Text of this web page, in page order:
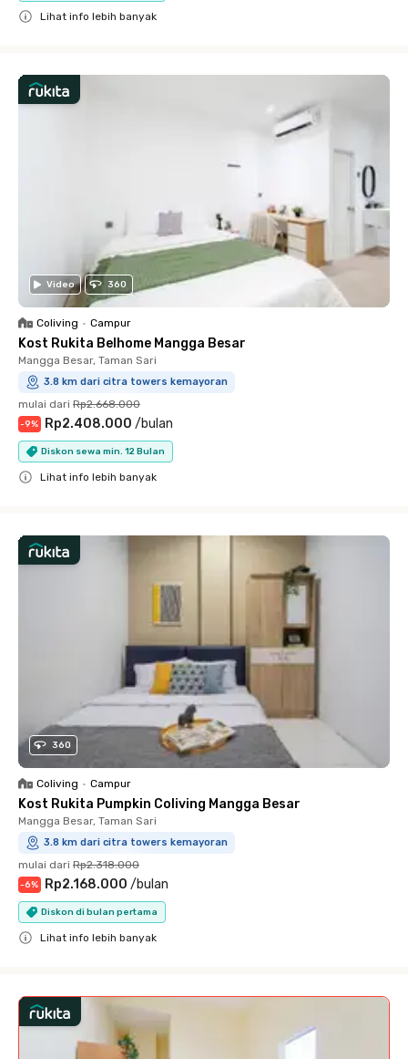
Lihat info lebih banyak
Video 360
Coliving • Campur
Kost Rukita Belhome Mangga Besar
Mangga Besar, Taman Sari
3.8 km dari citra towers kemayoran
mulai dari Rp2.668.000
-9% Rp2.408.000 /bulan
Diskon sewa min. 12 Bulan
Lihat info lebih banyak
360
Coliving • Campur
Kost Rukita Pumpkin Coliving Mangga Besar
Mangga Besar, Taman Sari
3.8 km dari citra towers kemayoran
mulai dari Rp2.318.000
-6% Rp2.168.000 /bulan
Diskon di bulan pertama
Lihat info lebih banyak